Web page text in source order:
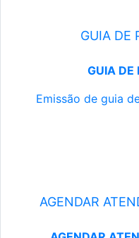
GUIA DE
GUIA DE
Emissão de guia
AGENDAR